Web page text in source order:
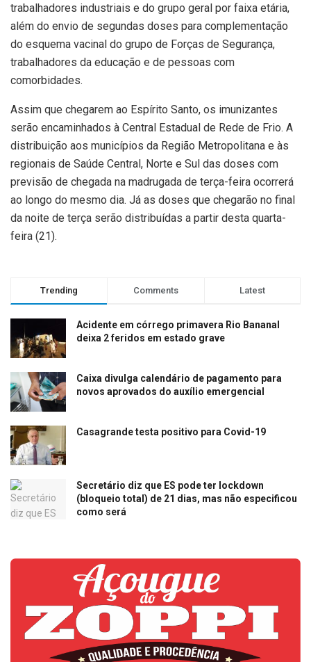
trabalhadores industriais e do grupo geral por faixa etária,
além do envio de segundas doses para complementação
do esquema vacinal do grupo de Forças de Segurança,
trabalhadores da educação e de pessoas com
comorbidades.
Assim que chegarem ao Espírito Santo, os imunizantes
serão encaminhados à Central Estadual de Rede de Frio. A
distribuição aos municípios da Região Metropolitana e às
regionais de Saúde Central, Norte e Sul das doses com
previsão de chegada na madrugada de terça-feira ocorrerá
ao longo do mesmo dia. Já as doses que chegarão no final
da noite de terça serão distribuídas a partir desta quarta-
feira (21).
Trending Comments Latest
Acidente em córrego primavera Rio Bananal
deixa 2 feridos em estado grave
Caixa divulga calendário de pagamento para
novos aprovados do auxílio emergencial
Casagrande testa positivo para Covid-19
Secretário diz que ES pode ter lockdown
(bloqueio total) de 21 dias, mas não especificou
como será